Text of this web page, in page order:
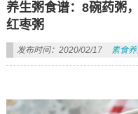
养生粥食谱：8碗药粥
红枣粥
发布时间：2020/02/17 素食